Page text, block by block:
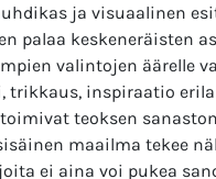
ja visuaalinen
palaa keskeneräisten
valintojen äärelle
trikkaus, inspiraatio
teoksen
maailma tekee
ei aina voi pukea